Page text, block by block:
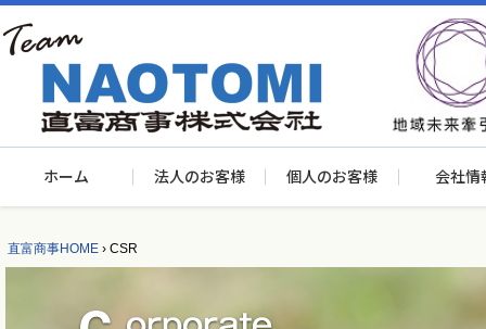
ホーム 法人のお客様 個人のお客様 会社情
直富商事HOME › CSR